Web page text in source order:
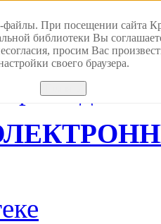
При посещении сайта
библиотеки Вы
просим Вас
своего браузера.
Версия для